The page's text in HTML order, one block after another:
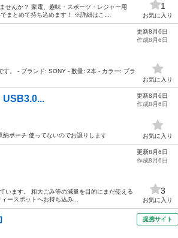
んか？ 家電、趣味・スポーツ・レジャー用
まとめて持ち込めます！ ※詳細はこ...
1
お気に入り
す。 - ブランド: SONY - 数量: 2本 - カラー: ブラ
更新8月6日
作成8月6日
お気に入り
USB3.0...
ポーチ 使ってないのでお譲りします
更新8月6日
作成8月6日
お気に入り
います。 粗⼤ごみ等の減量を⽬的にまだ使える
スポットへお持ち込み...
更新8月6日
作成8月6日
3
お気に入り
提携サイト